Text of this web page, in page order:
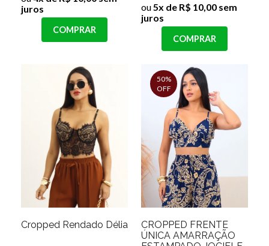
juros
COMPRAR
ou5x de R$ 10,00 sem
juros
COMPRAR
Cropped Rendado Délia
50%
OFF
CROPPED FRENTE
ÚNICA AMARRAÇÃO